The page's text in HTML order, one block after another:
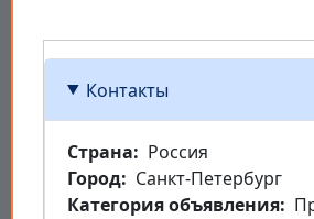
Контакты
Страна
Россия
Город
Санкт-Петербург
Категория объявления